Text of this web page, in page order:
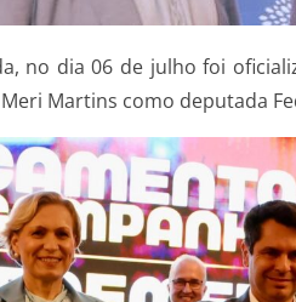
no dia 06 de julho foi
Martins como deputada